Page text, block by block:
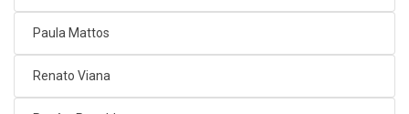
Paula Mattos
Renato Viana